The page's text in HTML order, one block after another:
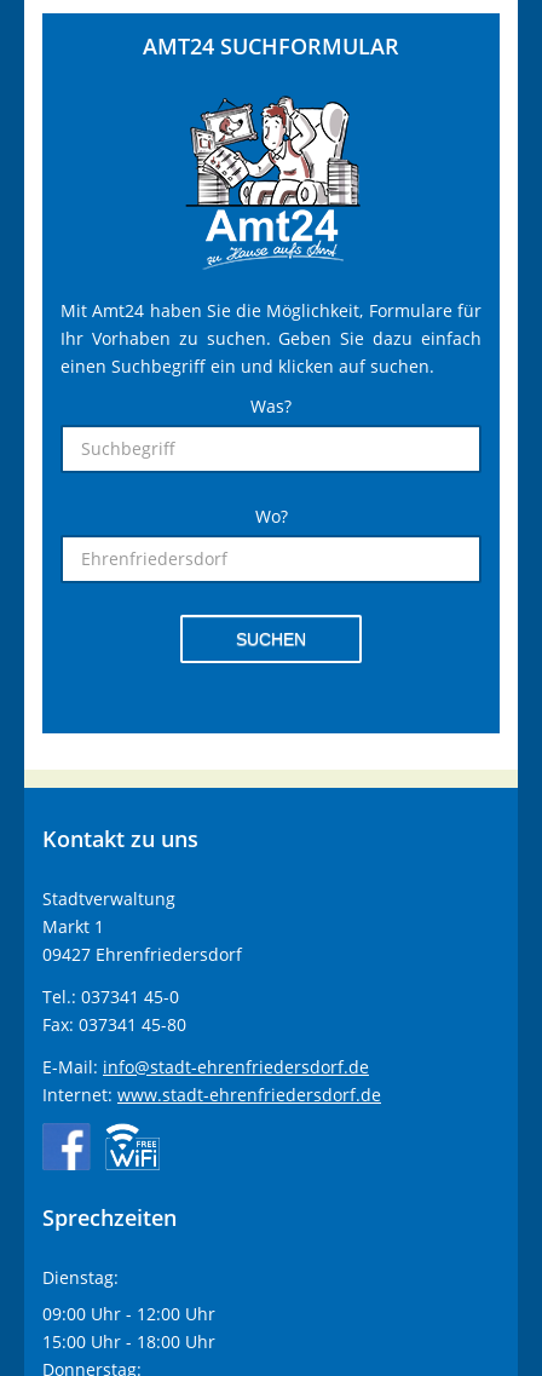
AMT24 SUCHFORMULAR
Mit Amt24 haben Sie die Möglichkeit, Formulare für
Ihr Vorhaben zu suchen. Geben Sie dazu einfach
einen Suchbegriff ein und klicken auf suchen.
Was?
Wo?
SUCHEN
Kontakt zu uns
Stadtverwaltung
Markt 1
09427 Ehrenfriedersdorf
Tel.: 037341 45-0
Fax: 037341 45-80
E-Mail: info@stadt-ehrenfriedersdorf.de
Internet: www.stadt-ehrenfriedersdorf.de
Sprechzeiten
Dienstag:
09:00 Uhr - 12:00 Uhr
15:00 Uhr - 18:00 Uhr
Donnerstag: